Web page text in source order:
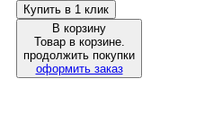
Купить в 1 клик
В корзину
Товар в корзине.
продолжить покупки
оформить заказ